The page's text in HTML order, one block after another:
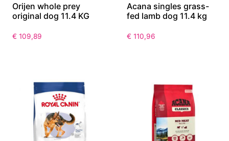
Orijen whole prey
original dog 11.4 KG
€ 109,89
Acana singles grass-
fed lamb dog 11.4 kg
€ 110,96